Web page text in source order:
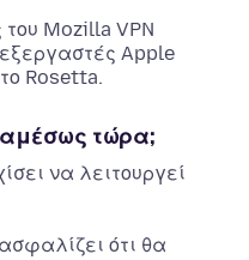
Mozilla VPN
Apple
Rosetta.
τώρα;
να λειτουργεί
ότι θα